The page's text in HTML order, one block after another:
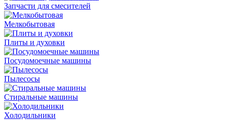
Запчасти для смесителей
Мелкобытовая
Плиты и духовки
Посудомоечные машины
Пылесосы
Стиральные машины
Холодильники